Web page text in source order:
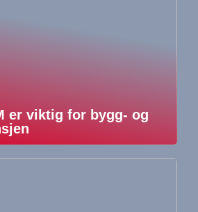
er viktig for bygg- og